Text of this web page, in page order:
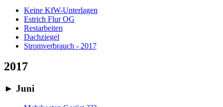
Keine KfW-Unterlagen
Estrich Flur OG
Restarbeiten
Dachziegel
Stromverbrauch - 2017
2017
► Juni